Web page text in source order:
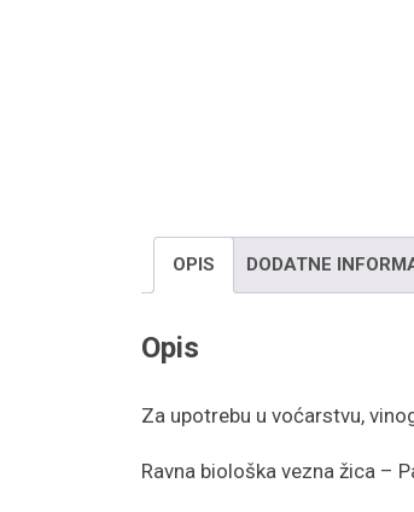
OPIS DODATNE
Opis
Za upotrebu u voćarstvu,
Ravna biološka vezna žica –